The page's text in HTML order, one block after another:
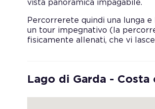
vista panoramica impagabile.
Percorrerete quindi una lunga
un tour impegnativo (la
fisicamente allenati, che vi
Lago di Garda - Costa